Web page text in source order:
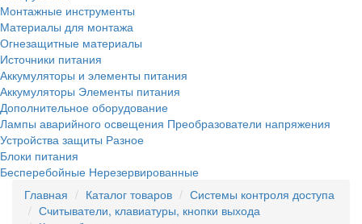
Монтажные инструменты
Материалы для монтажа
Огнезащитные материалы
Источники питания
Аккумуляторы и элементы питания
Аккумуляторы Элементы питания
Дополнительное оборудование
Лампы аварийного освещения Преобразователи напряжения
Устройства защиты Разное
Блоки питания
Бесперебойные Нерезервированные
Главная
Каталог товаров
Системы контроля доступа
Считыватели, клавиатуры, кнопки выхода